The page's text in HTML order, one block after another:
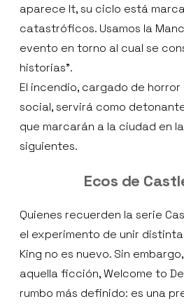
aparece It, su ciclo está
catastróficos. Usamos la
evento en torno al cual se
historias”.
El incendio, cargado de
social, servirá como
que marcarán a la ciudad en
siguientes.
Ecos de
Quienes recuerden la serie
el experimento de unir
King no es nuevo. Sin
aquella ficción, Welcome to
rumbo más definido: es una